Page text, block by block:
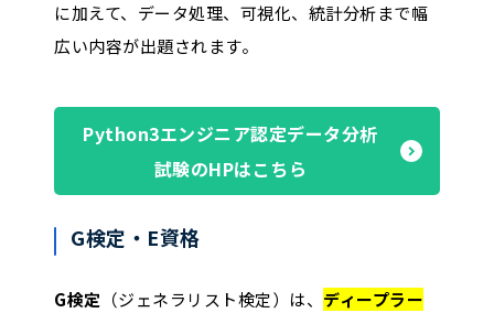
に加えて、データ処理、可視化、統計分析まで幅
広い内容が出題されます。
Python3エンジニア認定データ分析
試験のHPはこちら
G検定・E資格
G検定 （ジェネラリスト検定）は、 ディープラー